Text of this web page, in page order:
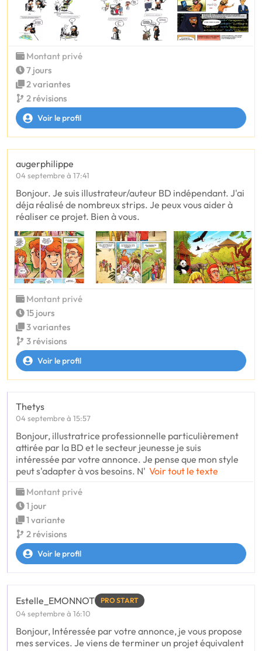
Montant privé
7 jours
2 variantes
2 révisions
Voir le profil
augerphilippe
04 septembre à 17:41
Bonjour. Je suis illustrateur/auteur BD indépendant. J'ai
déja réalisé de nombreux strips. Je peux vous aider à
réaliser ce projet. Bien à vous.
Montant privé
15 jours
3 variantes
3 révisions
Voir le profil
Thetys
04 septembre à 15:57
Bonjour, illustratrice professionnelle particulièrement
attirée par la BD et le secteur jeunesse je suis
intéressée par votre annonce. Je pense que mon style
peut s'adapter à vos besoins. N' Voir tout le texte
Montant privé
1 jour
1 variante
2 révisions
Voir le profil
Estelle_EMONNOT PRO START
04 septembre à 16:10
Bonjour, Intéressée par votre annonce, je vous propose
mes services. Je viens de terminer un projet équivalent